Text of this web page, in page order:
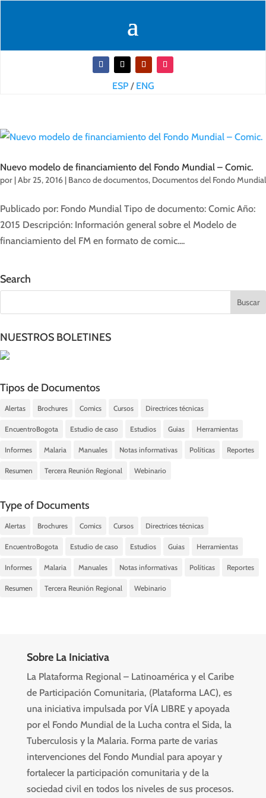
ESP/ ENG
Nuevo modelo de financiamiento del Fondo Mundial – Comic.
por |Abr 25, 2016 | Banco de documentos, Documentos del Fondo Mundial
Publicado por: Fondo Mundial Tipo de documento: Comic Año:
2015 Descripción: Información general sobre el Modelo de
financiamiento del FM en formato de comic....
Search
NUESTROS BOLETINES
Tipos de Documentos
Alertas Brochures Comics Cursos Directrices técnicas
EncuentroBogota Estudio de caso Estudios Guias Herramientas
Informes Malaria Manuales Notas informativas Políticas Reportes
Resumen Tercera Reunión Regional Webinario
Type of Documents
Alertas Brochures Comics Cursos Directrices técnicas
EncuentroBogota Estudio de caso Estudios Guias Herramientas
Informes Malaria Manuales Notas informativas Políticas Reportes
Resumen Tercera Reunión Regional Webinario
Sobre La Iniciativa
La Plataforma Regional – Latinoamérica y el Caribe
de Participación Comunitaria, (Plataforma LAC), es
una iniciativa impulsada por VÍA LIBRE y apoyada
por el Fondo Mundial de la Lucha contra el Sida, la
Tuberculosis y la Malaria. Forma parte de varias
intervenciones del Fondo Mundial para apoyar y
fortalecer la participación comunitaria y de la
sociedad civil en todos los niveles de sus procesos.